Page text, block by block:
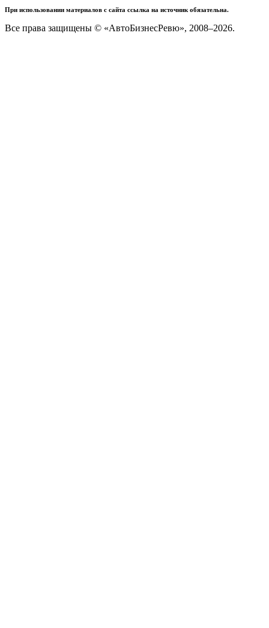
При использовании материалов с сайта ссылка на источник обязательна.
Все права защищены © «АвтоБизнесРевю», 2008–2026.